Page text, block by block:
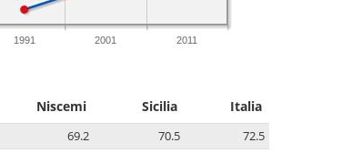
1991 2001 2011
Niscemi Sicilia Italia
69.2 70.5
72.5